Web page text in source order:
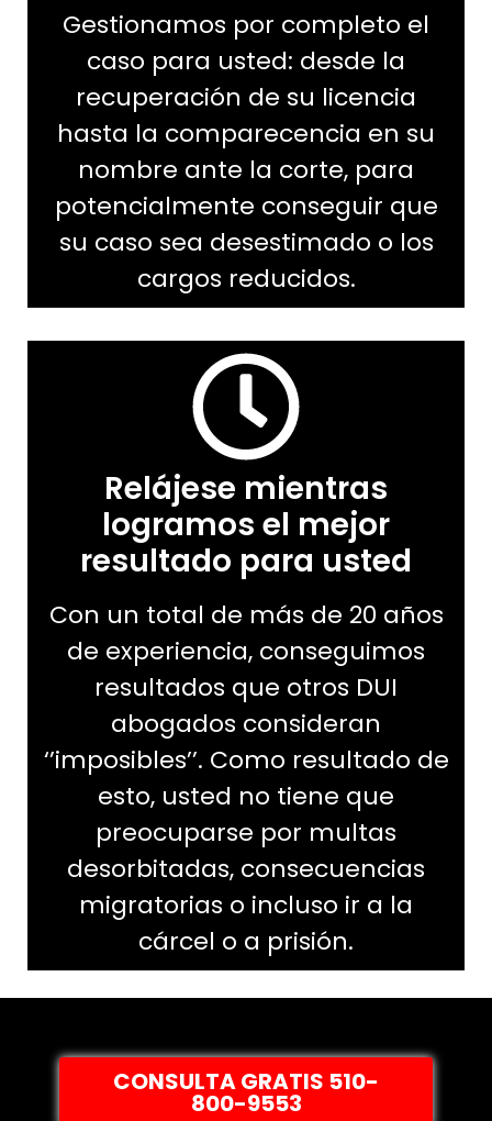
Gestionamos por completo el
caso para usted: desde la
recuperación de su licencia
hasta la comparecencia en su
nombre ante la corte, para
potencialmente conseguir que
su caso sea desestimado o los
cargos reducidos.
Relájese mientras
logramos el mejor
resultado para usted
Con un total de más de 20 años
de experiencia, conseguimos
resultados que otros DUI
abogados consideran
‘’imposibles’’. Como resultado de
esto, usted no tiene que
preocuparse por multas
desorbitadas, consecuencias
migratorias o incluso ir a la
cárcel o a prisión.
CONSULTA GRATIS 510-
800-9553